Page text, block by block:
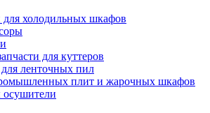
для холодильных шкафов
для куттеров
ленточных пил
плит и жарочных шкафов